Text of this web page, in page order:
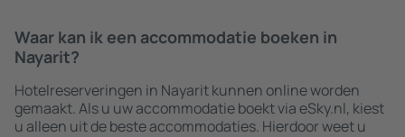
Waar kan ik een accommodatie boeken in
Nayarit?
Hotelreserveringen in Nayarit kunnen online worden
gemaakt. Als u uw accommodatie boekt via eSky.nl, kiest
u alleen uit de beste accommodaties. Hierdoor weet u